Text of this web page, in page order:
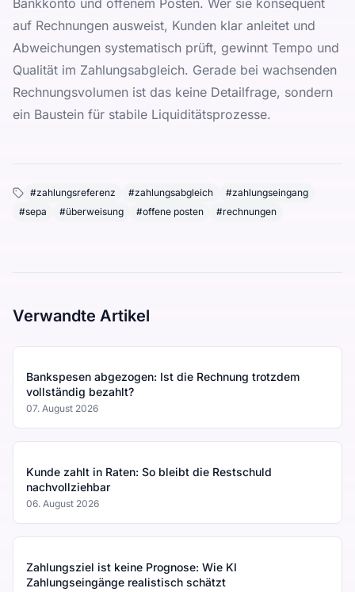
Bankkonto und offenem Posten. Wer sie konsequent
auf Rechnungen ausweist, Kunden klar anleitet und
Abweichungen systematisch prüft, gewinnt Tempo und
Qualität im Zahlungsabgleich. Gerade bei wachsenden
Rechnungsvolumen ist das keine Detailfrage, sondern
ein Baustein für stabile Liquiditätsprozesse.
#zahlungsreferenz #zahlungsabgleich #zahlungseingang
#sepa #überweisung #offene posten #rechnungen
Verwandte Artikel
Bankspesen abgezogen: Ist die Rechnung trotzdem
vollständig bezahlt?
07. August 2026
Kunde zahlt in Raten: So bleibt die Restschuld
nachvollziehbar
06. August 2026
Zahlungsziel ist keine Prognose: Wie KI
Zahlungseingänge realistisch schätzt